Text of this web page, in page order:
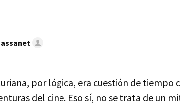
por lógica, era cuestión de tiempo
del cine. Eso sí, no se trata de un